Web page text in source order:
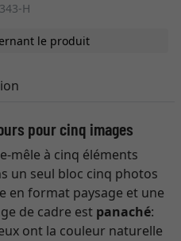
H
le produit
pour cinq images
mêle à cinq éléments
un seul bloc cinq photos
en format paysage et une
de cadre est panaché:
ont la couleur naturelle